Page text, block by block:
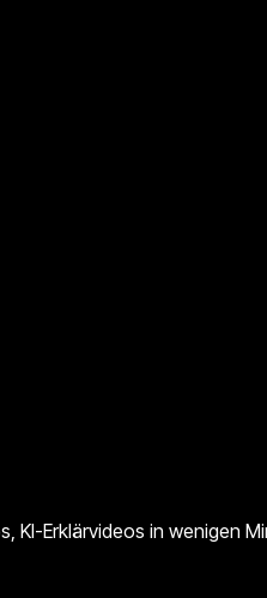
Erklärvideos in wenigen